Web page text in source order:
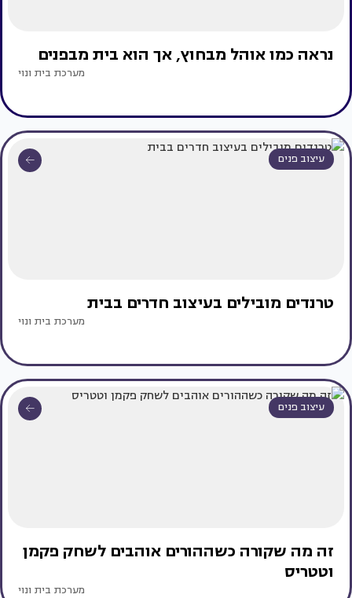
נראה כמו אוהל מבחוץ, אך הוא בית מבפנים
מערכת בית ונוי
עיצוב פנים
טרנדים מובילים בעיצוב חדרים בבית
מערכת בית ונוי
עיצוב פנים
זה מה שקורה כשההורים אוהבים לשחק פקמן
וטטריס
מערכת בית ונוי